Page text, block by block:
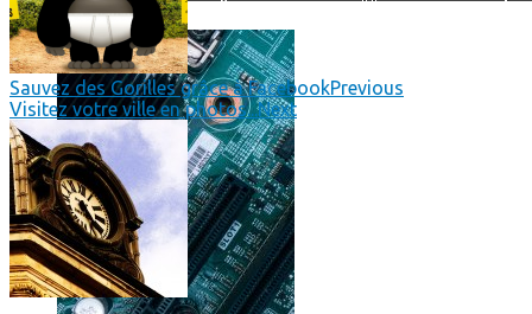
Sauvez des Gorilles grâce à FacebookPrevious
Visitez votre ville en photos...Next